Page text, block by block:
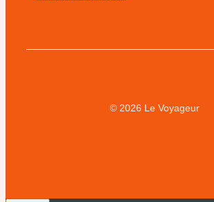
© 2026 Le Voyageur